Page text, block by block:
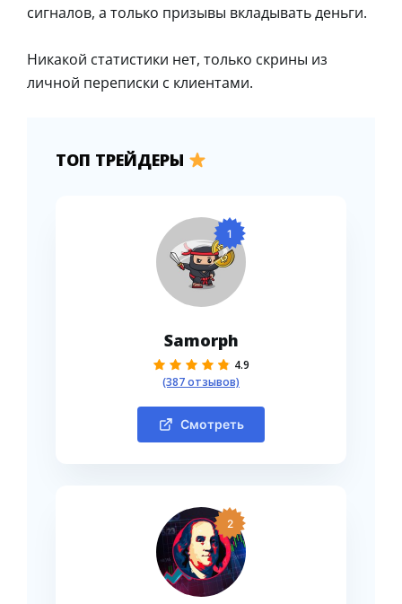
сигналов, а только призывы вкладывать деньги.
Никакой статистики нет, только скрины из
личной переписки с клиентами.
ТОП ТРЕЙДЕРЫ
1
Samorph
4.9
(387 отзывов)
Смотреть
2